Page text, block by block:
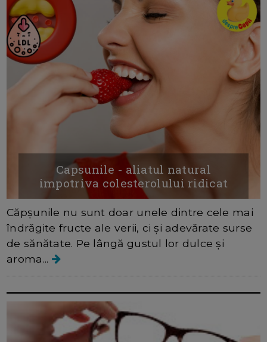
Capsunile - aliatul natural
impotriva colesterolului ridicat
Căpșunile nu sunt doar unele dintre cele mai
îndrăgite fructe ale verii, ci și adevărate surse
de sănătate. Pe lângă gustul lor dulce și
aroma...